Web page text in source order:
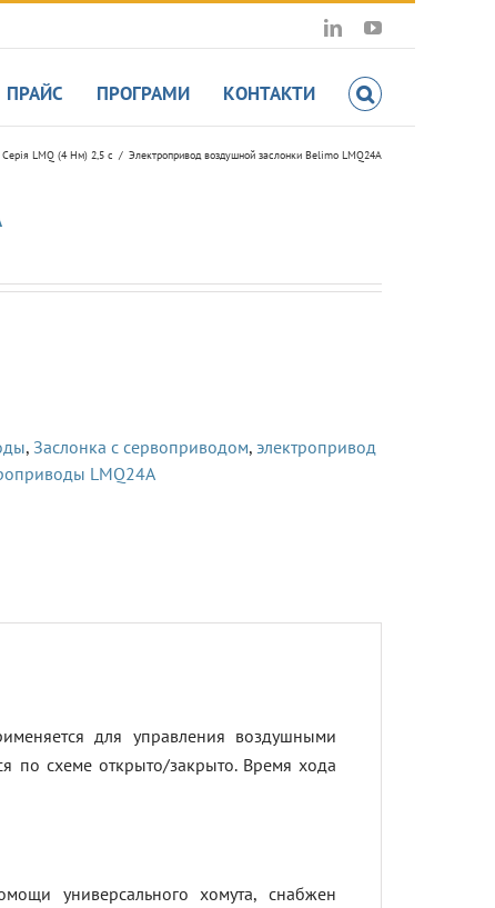
LinkedInYouTube
ПРАЙС ПРОГРАМИ КОНТАКТИ
Серія LMQ (4 Нм) 2,5 с Электропривод воздушной заслонки Belimo LMQ24A
, Заслонка с сервоприводом, электропривод
LMQ24A
для управления воздушными
по схеме открыто/закрыто. Время хода
универсального хомута, снабжен